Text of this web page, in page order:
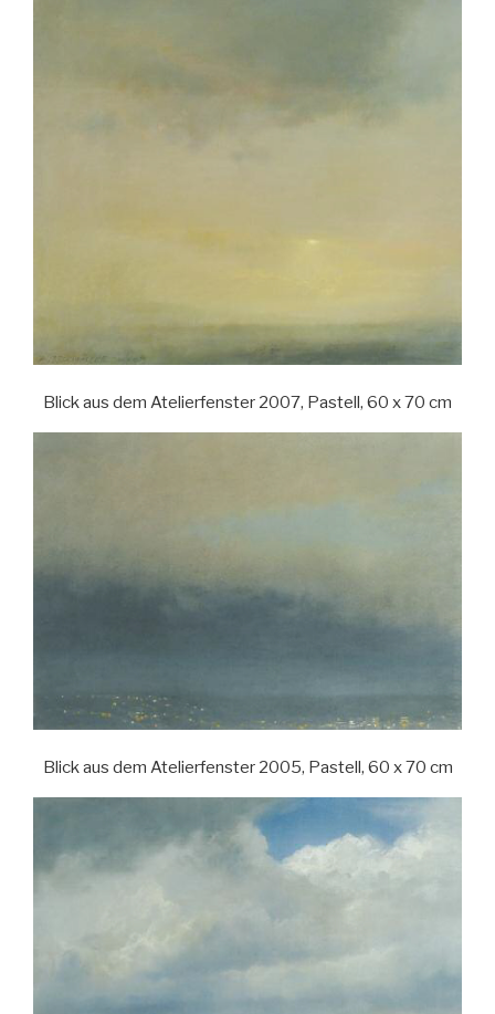
Blick aus dem Atelierfenster 2007, Pastell, 60 x 70 cm
Blick aus dem Atelierfenster 2005, Pastell, 60 x 70 cm